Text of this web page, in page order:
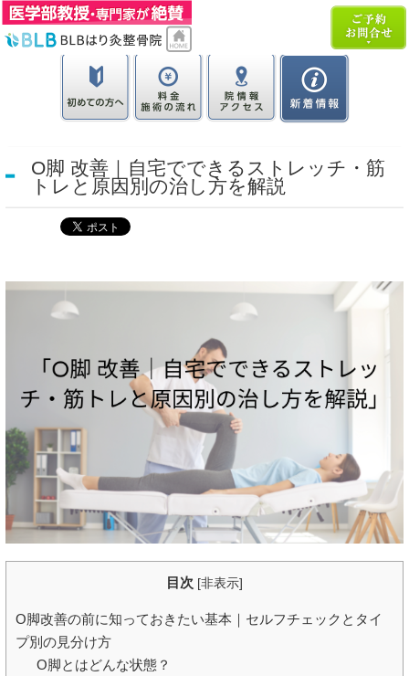
O脚 改善｜自宅でできるストレッチ・筋
トレと原因別の治し方を解説
目次 [非表示]
O脚改善の前に知っておきたい基本｜セルフチェックとタイ
プ別の見分け方
O脚とはどんな状態？